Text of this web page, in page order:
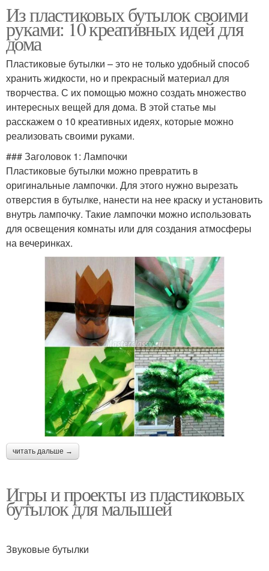
Из пластиковых бутылок своими
руками: 10 креативных идей для
дома
Пластиковые бутылки – это не только удобный способ
хранить жидкости, но и прекрасный материал для
творчества. С их помощью можно создать множество
интересных вещей для дома. В этой статье мы
расскажем о 10 креативных идеях, которые можно
реализовать своими руками.
### Заголовок 1: Лампочки
Пластиковые бутылки можно превратить в
оригинальные лампочки. Для этого нужно вырезать
отверстия в бутылке, нанести на нее краску и установить
внутрь лампочку. Такие лампочки можно использовать
для освещения комнаты или для создания атмосферы
на вечеринках.
читать дальше →
Игры и проекты из пластиковых
бутылок для малышей
Звуковые бутылки